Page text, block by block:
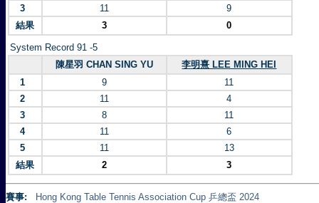
3
11
9
結果
3 0
System Record 91 -5
陳星羽 CHAN SING YU
李明熹 LEE MING HEI
1
9
11
2
11
4
3
8
11
4
11
6
5
11
13
結果
2 3
賽事:
Hong Kong Table Tennis Association Cup 乒總盃 2024